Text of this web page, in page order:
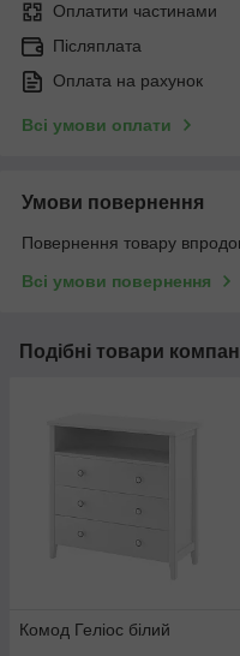
Оплатити частинами
Післяплата
Оплата на рахунок
Всі умови оплати
Умови повернення
Повернення товару
Всі умови повернення
Подібні товари
Комод Геліос білий